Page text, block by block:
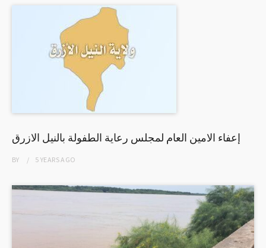
إعفاء الامين العام لمجلس رعاية الطفولة بالنيل الازرق
BY 5 YEARSAGO